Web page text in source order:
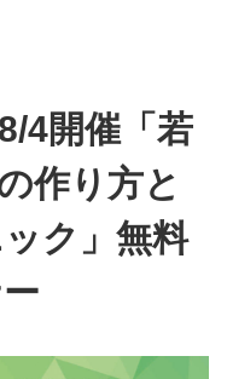
4開催「若
作り方と
ク」無料